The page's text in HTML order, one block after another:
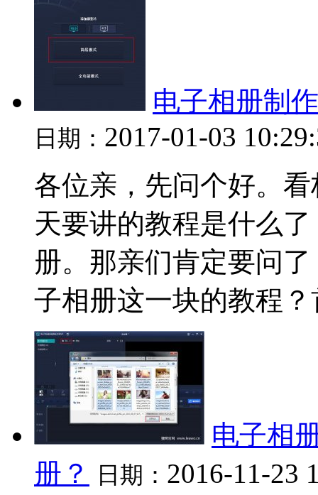
电子相册制
日期： 2017-01-03
各位亲，先问个好。
天要讲的教程是什么
册。那亲们肯定要问
子相册这一块的教程？
电子相
册？
日期： 2016-11-23